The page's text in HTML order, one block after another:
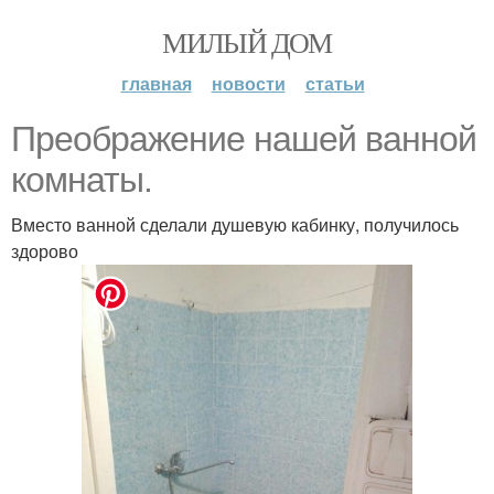
МИЛЫЙ ДОМ
главная новости статьи
Преображение нашей ванной
комнаты.
Вместо ванной сделали душевую кабинку, получилось
здорово